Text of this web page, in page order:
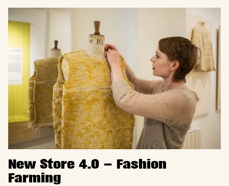
New Store 4.0 – Fashion
Farming